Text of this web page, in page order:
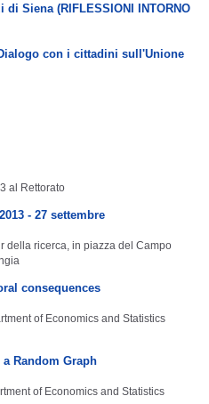
Siena (RIFLESSIONI INTORNO
con i cittadini sull'Unione
al Rettorato
- 27 settembre
della ricerca, in piazza del Campo
consequences
of Economics and Statistics
Random Graph
of Economics and Statistics